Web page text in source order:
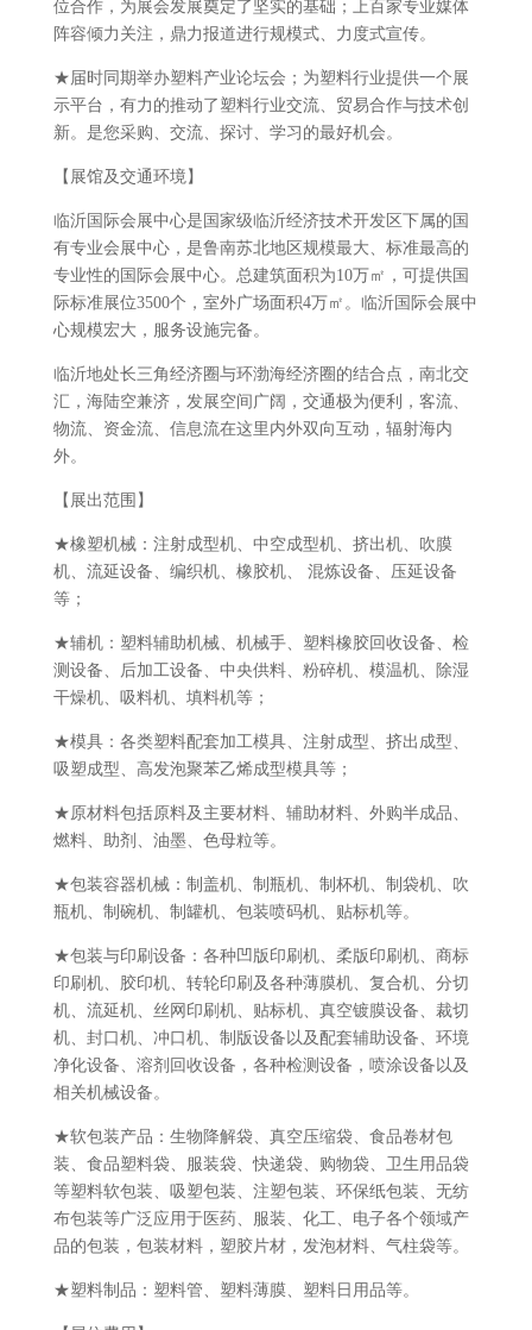
位合作，为展会发展奠定了坚实的基础；上百家专业媒体
阵容倾力关注，鼎力报道进行规模式、力度式宣传。
★届时同期举办塑料产业论坛会；为塑料行业提供一个展
示平台，有力的推动了塑料行业交流、贸易合作与技术创
新。是您采购、交流、探讨、学习的最好机会。
【展馆及交通环境】
临沂国际会展中心是国家级临沂经济技术开发区下属的国
有专业会展中心，是鲁南苏北地区规模最大、标准最高的
专业性的国际会展中心。总建筑面积为10万㎡，可提供国
际标准展位3500个，室外广场面积4万㎡。临沂国际会展中
心规模宏大，服务设施完备。
临沂地处长三角经济圈与环渤海经济圈的结合点，南北交
汇，海陆空兼济，发展空间广阔，交通极为便利，客流、
物流、资金流、信息流在这里内外双向互动，辐射海内
外。
【展出范围】
★橡塑机械：注射成型机、中空成型机、挤出机、吹膜
机、流延设备、编织机、橡胶机、 混炼设备、压延设备
等；
★辅机：塑料辅助机械、机械手、塑料橡胶回收设备、检
测设备、后加工设备、中央供料、粉碎机、模温机、除湿
干燥机、吸料机、填料机等；
★模具：各类塑料配套加工模具、注射成型、挤出成型、
吸塑成型、高发泡聚苯乙烯成型模具等；
★原材料包括原料及主要材料、辅助材料、外购半成品、
燃料、助剂、油墨、色母粒等。
★包装容器机械：制盖机、制瓶机、制杯机、制袋机、吹
瓶机、制碗机、制罐机、包装喷码机、贴标机等。
★包装与印刷设备：各种凹版印刷机、柔版印刷机、商标
印刷机、胶印机、转轮印刷及各种薄膜机、复合机、分切
机、流延机、丝网印刷机、贴标机、真空镀膜设备、裁切
机、封口机、冲口机、制版设备以及配套辅助设备、环境
净化设备、溶剂回收设备，各种检测设备，喷涂设备以及
相关机械设备。
★软包装产品：生物降解袋、真空压缩袋、食品卷材包
装、食品塑料袋、服装袋、快递袋、购物袋、卫生用品袋
等塑料软包装、吸塑包装、注塑包装、环保纸包装、无纺
布包装等广泛应用于医药、服装、化工、电子各个领域产
品的包装，包装材料，塑胶片材，发泡材料、气柱袋等。
★塑料制品：塑料管、塑料薄膜、塑料日用品等。